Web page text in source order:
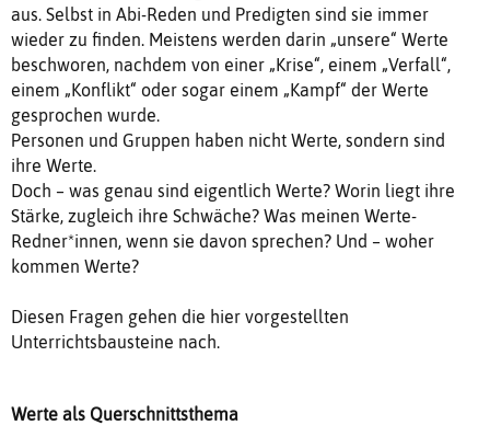
aus. Selbst in Abi-Reden und Predigten sind sie immer
wieder zu finden. Meistens werden darin „unsere“ Werte
beschworen, nachdem von einer „Krise“, einem „Verfall“,
einem „Konflikt“ oder sogar einem „Kampf“ der Werte
gesprochen wurde.
Personen und Gruppen haben nicht Werte, sondern sind
ihre Werte.
Doch – was genau sind eigentlich Werte? Worin liegt ihre
Stärke, zugleich ihre Schwäche? Was meinen Werte-
Redner*innen, wenn sie davon sprechen? Und – woher
kommen Werte?
Diesen Fragen gehen die hier vorgestellten
Unterrichtsbausteine nach.
Werte als Querschnittsthema